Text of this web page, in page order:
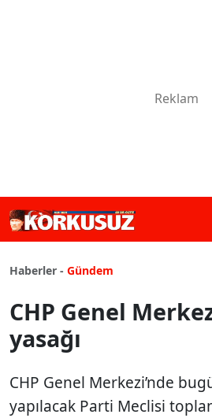
Haberler - Gündem
CHP Genel
yasağı
CHP Genel Merkezi’nde
yapılacak Parti Meclisi